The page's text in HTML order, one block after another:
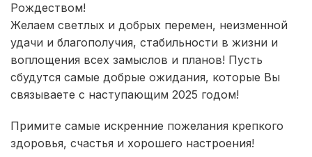
Рождеством!
Желаем светлых и добрых перемен, неизменной
удачи и благополучия, стабильности в жизни и
воплощения всех замыслов и планов! Пусть
сбудутся самые добрые ожидания, которые Вы
связываете с наступающим 2025 годом!
Примите самые искренние пожелания крепкого
здоровья, счастья и хорошего настроения!